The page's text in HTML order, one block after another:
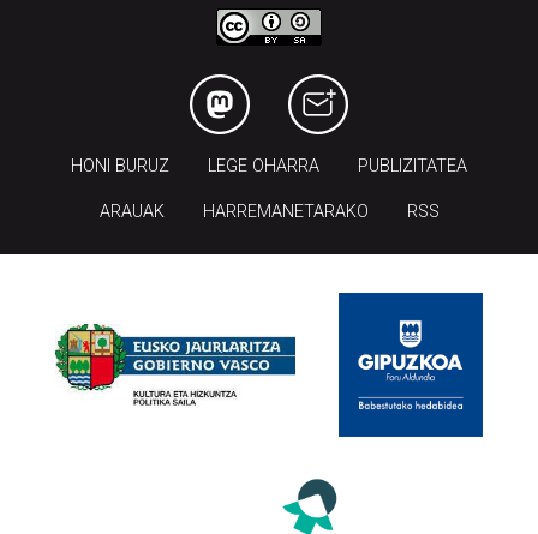
HONI BURUZ LEGE OHARRA PUBLIZITATEA
ARAUAK HARREMANETARAKO RSS